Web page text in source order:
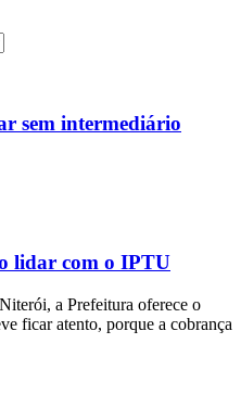
sem intermediário
lidar com o IPTU
a Prefeitura oferece o
ficar atento, porque a cobrança